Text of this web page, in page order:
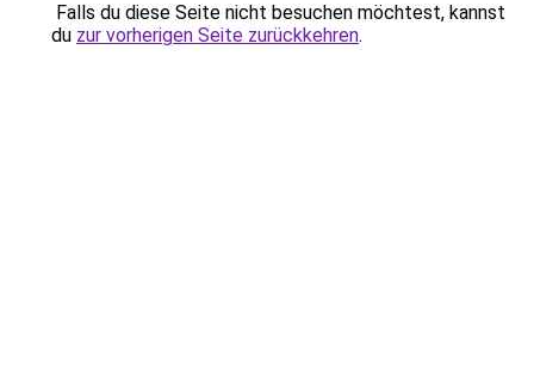
Falls du diese Seite nicht besuchen möchtest, kannst
du zur vorherigen Seite zurückkehren.